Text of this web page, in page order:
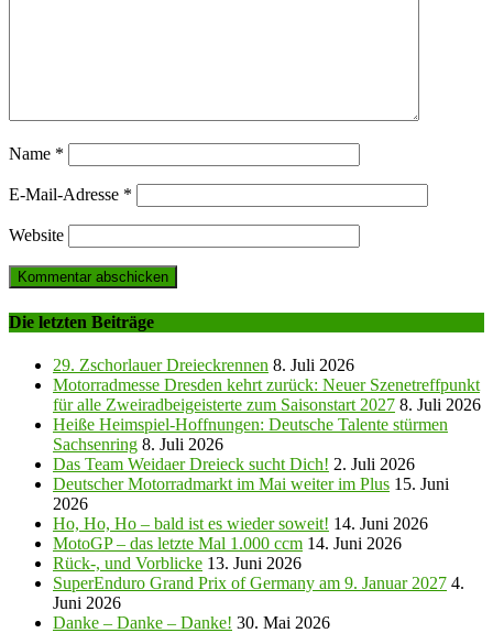
Name *
E-Mail-Adresse *
Website
Die letzten Beiträge
29. Zschorlauer Dreieckrennen 8. Juli 2026
Motorradmesse Dresden kehrt zurück: Neuer Szenetreffpunkt
für alle Zweiradbeigeisterte zum Saisonstart 2027 8. Juli 2026
Heiße Heimspiel-Hoffnungen: Deutsche Talente stürmen
Sachsenring 8. Juli 2026
Das Team Weidaer Dreieck sucht Dich! 2. Juli 2026
Deutscher Motorradmarkt im Mai weiter im Plus 15. Juni
2026
Ho, Ho, Ho – bald ist es wieder soweit! 14. Juni 2026
MotoGP – das letzte Mal 1.000 ccm 14. Juni 2026
Rück-, und Vorblicke 13. Juni 2026
SuperEnduro Grand Prix of Germany am 9. Januar 2027 4.
Juni 2026
Danke – Danke – Danke! 30. Mai 2026